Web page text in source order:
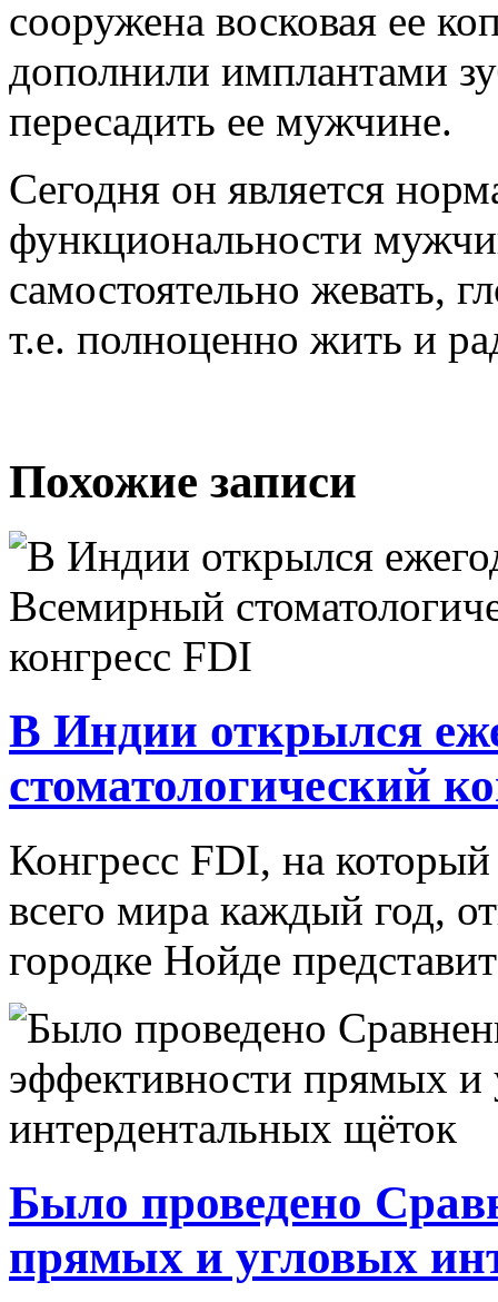
сооружена восковая ее
дополнили имплантами
пересадить ее мужчине.
Сегодня он является
функциональности
самостоятельно жевать,
т.е. полноценно жить и
Похожие записи
В Индии открылся
стоматологический
Конгресс FDI, на
всего мира каждый год,
городке Нойде
Было проведено
прямых и угловых